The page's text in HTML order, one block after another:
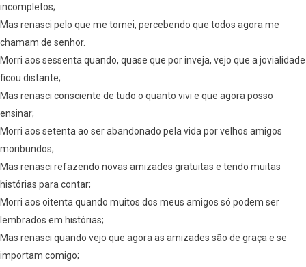
incompletos;
Mas renasci pelo que me tornei, percebendo que todos agora me
chamam de senhor.
Morri aos sessenta quando, quase que por inveja, vejo que a jovialidade
ficou distante;
Mas renasci consciente de tudo o quanto vivi e que agora posso
ensinar;
Morri aos setenta ao ser abandonado pela vida por velhos amigos
moribundos;
Mas renasci refazendo novas amizades gratuitas e tendo muitas
histórias para contar;
Morri aos oitenta quando muitos dos meus amigos só podem ser
lembrados em histórias;
Mas renasci quando vejo que agora as amizades são de graça e se
importam comigo;